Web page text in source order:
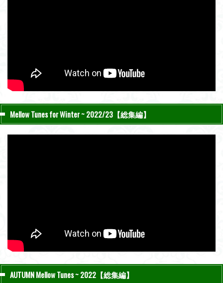
Mellow Tunes for Winter ~ 2022/23【総集編】
AUTUMN Mellow Tunes ~ 2022【総集編】